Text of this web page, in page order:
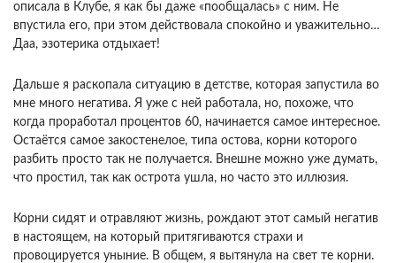
описала в Клубе, я как бы даже «пообщалась» с ним. Не
впустила его, при этом действовала спокойно и уважительно…
Даа, эзотерика отдыхает!
Дальше я раскопала ситуацию в детстве, которая запустила во
мне много негатива. Я уже с ней работала, но, похоже, что
когда проработал процентов 60, начинается самое интересное.
Остаётся самое закостенелое, типа остова, корни которого
разбить просто так не получается. Внешне можно уже думать,
что простил, так как острота ушла, но часто это иллюзия.
Корни сидят и отравляют жизнь, рождают этот самый негатив
в настоящем, на который притягиваются страхи и
провоцируется уныние. В общем, я вытянула на свет те корни.